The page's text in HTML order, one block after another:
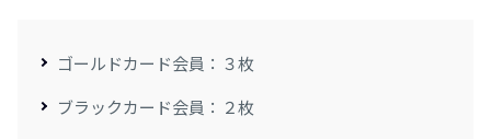
ゴールドカード会員：３枚
ブラックカード会員：２枚